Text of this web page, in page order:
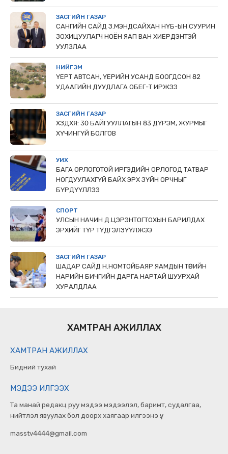
ЗАСГИЙН ГАЗАР
САНГИЙН САЙД З.МЭНДСАЙХАН НҮБ-ЫН СУУРИН
ЗОХИЦУУЛАГЧ НОЁН ЯАП ВАН ХИЕРДЭНТЭЙ
УУЛЗЛАА
НИЙГЭМ
ҮЕРТ АВТСАН, ҮЕРИЙН УСАНД БООГДСОН 82
УДААГИЙН ДУУДЛАГА ОБЕГ-Т ИРЖЭЭ
ЗАСГИЙН ГАЗАР
ХЗДХЯ: 30 БАЙГУУЛЛАГЫН 83 ДҮРЭМ, ЖУРМЫГ
ХҮЧИНГҮЙ БОЛГОВ
УИХ
БАГА ОРЛОГОТОЙ ИРГЭДИЙН ОРЛОГОД ТАТВАР
НОГДУУЛАХГҮЙ БАЙХ ЭРХ ЗҮЙН ОРЧНЫГ
БҮРДҮҮЛЛЭЭ
СПОРТ
УЛСЫН НАЧИН Д.ЦЭРЭНТОГТОХЫН БАРИЛДАХ
ЭРХИЙГ ТҮР ТҮДГЭЛЗҮҮЛЖЭЭ
ЗАСГИЙН ГАЗАР
ШАДАР САЙД Н.НОМТОЙБАЯР ЯАМДЫН ТӨРИЙН
НАРИЙН БИЧГИЙН ДАРГА НАРТАЙ ШУУРХАЙ
ХУРАЛДЛАА
ХАМТРАН АЖИЛЛАХ
ХАМТРАН АЖИЛЛАХ
Бидний тухай
МЭДЭЭ ИЛГЭЭХ
Та манай редакц руу мэдээ мэдээлэл, баримт, судалгаа,
нийтлэл явуулах бол доорх хаягаар илгээнэ үү.
masstv4444@gmail.com